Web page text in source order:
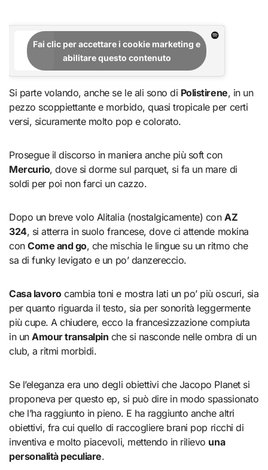
Fai clic per accettare i cookie marketing e
abilitare questo contenuto
Si parte volando, anche se le ali sono di Polistirene, in un
pezzo scoppiettante e morbido, quasi tropicale per certi
versi, sicuramente molto pop e colorato.
Prosegue il discorso in maniera anche più soft con
Mercurio, dove si dorme sul parquet, si fa un mare di
soldi per poi non farci un cazzo.
Dopo un breve volo Alitalia (nostalgicamente) con AZ
324, si atterra in suolo francese, dove ci attende mokina
conCome and go, che mischia le lingue su un ritmo che
sa di funky levigato e un po’ danzereccio.
Casa lavorocambia toni e mostra lati un po’ più oscuri, sia
per quanto riguarda il testo, sia per sonorità leggermente
più cupe. A chiudere, ecco la francesizzazione compiuta
in unAmour transalpin che si nasconde nelle ombra di un
club, a ritmi morbidi.
Se l’eleganza era uno degli obiettivi che Jacopo Planet si
proponeva per questo ep, si può dire in modo spassionato
che l’ha raggiunto in pieno. E ha raggiunto anche altri
obiettivi, fra cui quello di raccogliere brani pop ricchi di
inventiva e molto piacevoli, mettendo in rilievo una
personalità peculiare.